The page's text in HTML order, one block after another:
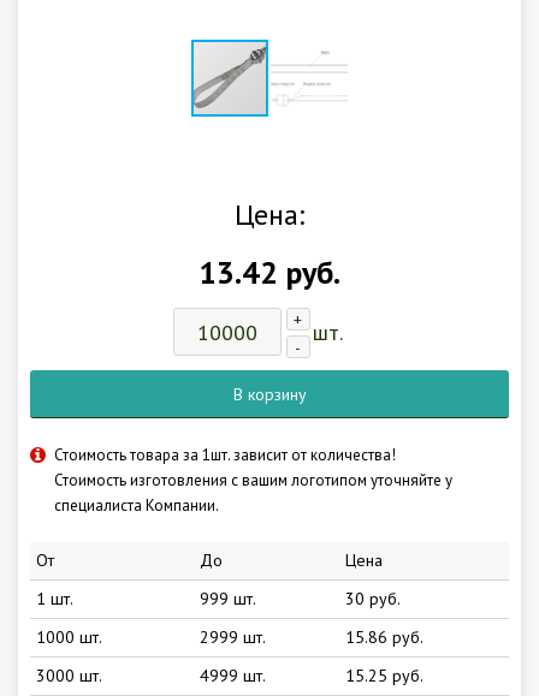
Цена:
13.42 руб.
+
-
шт.
В корзину
Стоимость товара за 1шт. зависит от количества!
Стоимость изготовления с вашим логотипом уточняйте у
специалиста Компании.
От До
Цена
1 шт.
999 шт.
30 руб.
1000 шт.
2999 шт.
15.86 руб.
3000 шт.
4999 шт.
15.25 руб.